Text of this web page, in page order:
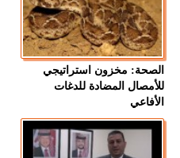
الصحة: مخزون استراتيجي
للأمصال المضادة للدغات
الأفاعي